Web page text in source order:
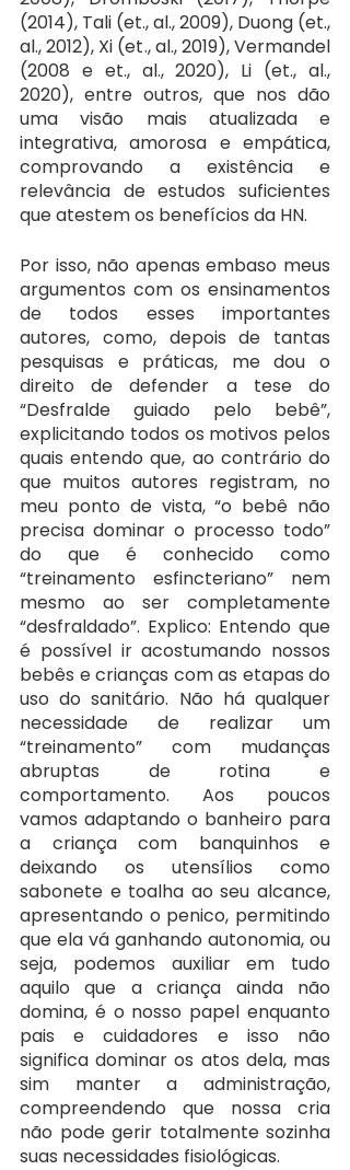
(2014), Tali (et., al., 2009), Duong (et.,
al., 2012), Xi (et., al., 2019), Vermandel
(2008 e et., al., 2020), Li (et., al.,
2020), entre outros, que nos dão
uma visão mais atualizada e
integrativa, amorosa e empática,
comprovando a existência e
relevância de estudos suficientes
que atestem os benefícios da HN.
Por isso, não apenas embaso meus
argumentos com os ensinamentos
de todos esses importantes
autores, como, depois de tantas
pesquisas e práticas, me dou o
direito de defender a tese do
“Desfralde guiado pelo bebê”,
explicitando todos os motivos pelos
quais entendo que, ao contrário do
que muitos autores registram, no
meu ponto de vista, “o bebê não
precisa dominar o processo todo”
do que é conhecido como
“treinamento esfincteriano” nem
mesmo ao ser completamente
“desfraldado”. Explico: Entendo que
é possível ir acostumando nossos
bebês e crianças com as etapas do
uso do sanitário. Não há qualquer
necessidade de realizar um
“treinamento” com mudanças
abruptas de rotina e
comportamento. Aos poucos
vamos adaptando o banheiro para
a criança com banquinhos e
deixando os utensílios como
sabonete e toalha ao seu alcance,
apresentando o penico, permitindo
que ela vá ganhando autonomia, ou
seja, podemos auxiliar em tudo
aquilo que a criança ainda não
domina, é o nosso papel enquanto
pais e cuidadores e isso não
significa dominar os atos dela, mas
sim manter a administração,
compreendendo que nossa cria
não pode gerir totalmente sozinha
suas necessidades fisiológicas.